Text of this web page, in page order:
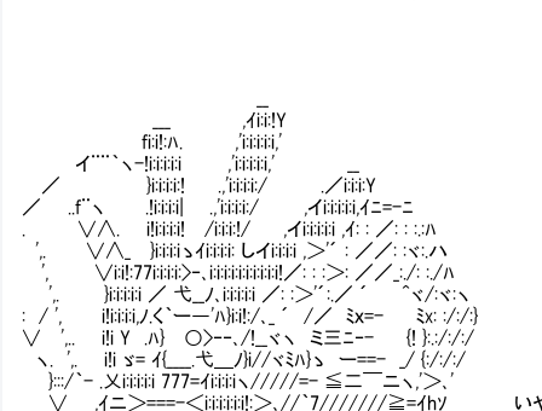
___ ,ｲi:i:!Y
fi:i!:ﾊ. ,'i:i:i:i:i,'
イ¨¨｀ヽ-!i:i:i:i:i ,'i:i:i:i:i,' __
／ }i:i:i:i:! .,'i:i:i:i:/ .／i:i:i:Y
／ ..f¨ヽ .!i:i:i:i| .,'i:i:i:i:/ ,イi:i:i:i:i,ｲﾆ=-ﾆ
. ∨∧. i!i:i:i:i! /i:i:i:!/ ,イi:i:i:i:i ,ｲ: : ／: : :.:ﾊ
',. ∨∧_ }i:i:i:iゝｲi:i:i:i: しイi:i:i:i ,＞'´ : ／／: :ヾ:.ハ
', ∨i:i!:77i:i:i:i:>‐､i:i:i:i:i:i:i:i:i:i!／: : :＞: ／／_:./: :./ﾊ
',. }i:i:i:i:i ／ 弋__ﾉ､i:i:i:i:i ／: :＞'´:.／ ´ ^ヾ/:ヾ:ヽ
: / ', i!i:i:i:i,ﾉ.く｀ー―'ﾊ}i:i!:/､_ ´ /／ ﾐｘ=- ﾐx: :/:/:}
∨ ',.. i!i Y .ﾊ} ○>‐‐､/!__ヾヽ ミ三ﾆ‐- {! }:.:/:/:/
ヽ. ',. i!i ゞ= ｲ{____.弋＿ﾉ}i//ヾﾐﾊ}ゝ ー==- _/ {:/:/:/
}:::/｀- .乂i:i:i:i:i 777=ｲi:i:i:iヽ/////=- ≦二￣ニヽ,'＞､'
∨ ,ｲニ＞===-＜i:i:i:i:i:i!:＞､//｀7///////≧=ｲhｿ いやい